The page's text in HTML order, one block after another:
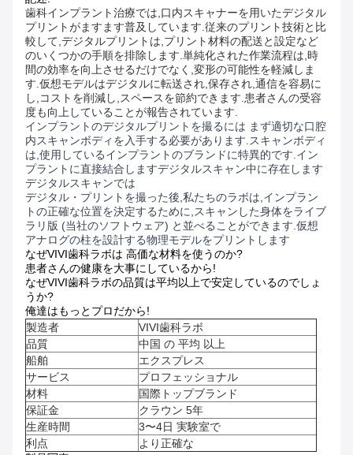
歯科インプラント治療では,口内スキャナーを用いたデジタル
プリントがますます普及しています.従来のプリント技術と比
較して,デジタルプリントは,プリント材料の配送と設定など
のいくつかの手順を排除します.単純化された作業流程は,時
間の効率を向上させるだけでなく,変形の可能性を軽減しま
す. 仮想モデルはデジタルに転送され,保存され,通信を容易に
し,コストを削減し,スペースを節約できます. 患者さんの受容
度も向上していることが報告されています
インプラントのデジタルプリントを撮るには まず適切な口腔
内スキャンボディを入手する必要があります.スキャンボディ
は,使用しているインプラントのブランドに特異的です.イン
プラントに直接結合しますデジタルスキャン中に存在します
デジタルスキャンでは
デジタル・プリントを撮った後,私たちのラボは,インプラン
トの正確な位置を決定するために,スキャンした身体をライブ
ラリ版 (当社のソフトウェア) と並べることができます.仮想
アナログの柱を設計する物理モデルをプリントします
なぜVIVI歯科ラボは 高価な材料を使うのか?
患者さんの健康を大事にしているから!
なぜVIVI歯科ラボの品質は平均以上で安定しているのでしょ
うか?
俺達はもっとプロだから!
製造者
VIVI歯科ラボ
品質
中国 の 平均 以上
船舶
エクスプレス
サービス
プロフェッショナル
材料
国際トップブランド
保証金
クラウン 5年
生産時間
3〜4日 実験室で
利点
より正確な